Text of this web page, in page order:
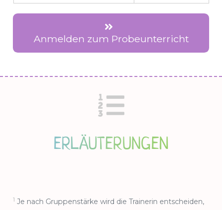
Anmelden zum Probeunterricht
ERLÄUTERUNGEN
1 Je nach Gruppenstärke wird die Trainerin entscheiden,